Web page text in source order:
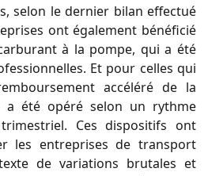
selon le dernier bilan effectué
ont également bénéficié
à la pompe, qui a été
Et pour celles qui
accéléré de la
a été opéré selon un rythme
Ces dispositifs ont
les entreprises de transport
de variations brutales et